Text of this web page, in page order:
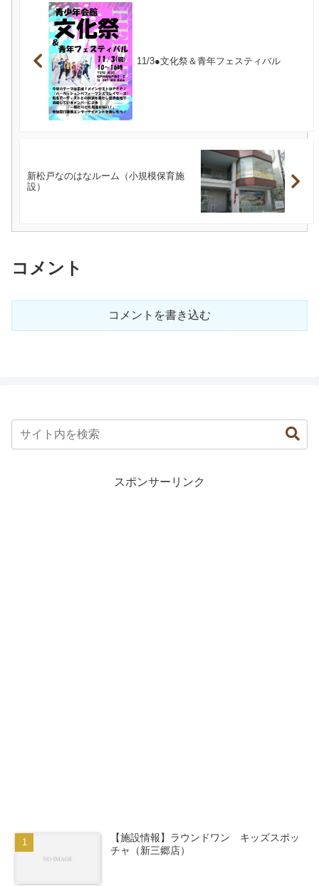
11/3●文化祭＆青年フェスティバル
新松戸なのはなルーム（小規模保育施
設）
コメント
コメントを書き込む
スポンサーリンク
【施設情報】ラウンドワン キッズスポッ
チャ（新三郷店）